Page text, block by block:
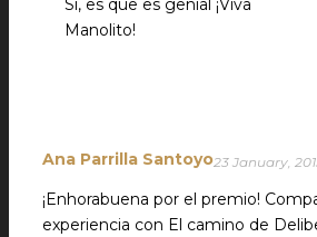
Sí, es que es genial ¡Viva
Manolito!
Ana Parrilla Santoyo23 January,
¡Enhorabuena por el premio!
experiencia con El camino de